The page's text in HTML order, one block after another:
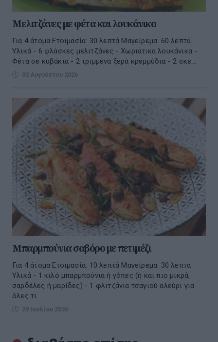
Μελιτζάνες με φέτα και λουκάνικο
Για 4 άτομα Ετοιμασία: 30 λεπτά Μαγείρεμα: 60 λεπτά
Υλικά - 6 φλάσκες μελιτζάνες - Χωριάτικα λουκάνικα -
Φέτα σε κυβάκια - 2 τριμμένα ξερά κρεμμύδια - 2 σκε...
02 Αυγούστου 2026
Μπαρμπούνια σαβόρο με πετιμέζι
Για 4 άτομα Ετοιμασία: 10 λεπτά Μαγείρεμα: 30 λεπτά
Υλικά - 1 κιλό μπαρμπούνια ή γόπες (ή και πιο μικρά,
σαρδέλες ή μαρίδες) - 1 φλιτζάνια τσαγιού αλεύρι για
όλες τι...
29 Ιουλίου 2026